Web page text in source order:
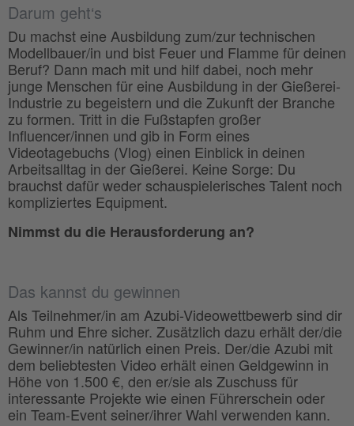
Darum geht‘s
Du machst eine Ausbildung zum/zur technischen
Modellbauer/in und bist Feuer und Flamme für deinen
Beruf? Dann mach mit und hilf dabei, noch mehr
junge Menschen für eine Ausbildung in der Gießerei-
Industrie zu begeistern und die Zukunft der Branche
zu formen. Tritt in die Fußstapfen großer
Influencer/innen und gib in Form eines
Videotagebuchs (Vlog) einen Einblick in deinen
Arbeitsalltag in der Gießerei. Keine Sorge: Du
brauchst dafür weder schauspielerisches Talent noch
kompliziertes Equipment.
Nimmst du die Herausforderung an?
Das kannst du gewinnen
Als Teilnehmer/in am Azubi-Videowettbewerb sind dir
Ruhm und Ehre sicher. Zusätzlich dazu erhält der/die
Gewinner/in natürlich einen Preis. Der/die Azubi mit
dem beliebtesten Video erhält einen Geldgewinn in
Höhe von 1.500 €, den er/sie als Zuschuss für
interessante Projekte wie einen Führerschein oder
ein Team-Event seiner/ihrer Wahl verwenden kann.